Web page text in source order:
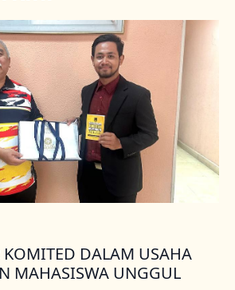
DALAM USAHA
MAHASISWA UNGGUL